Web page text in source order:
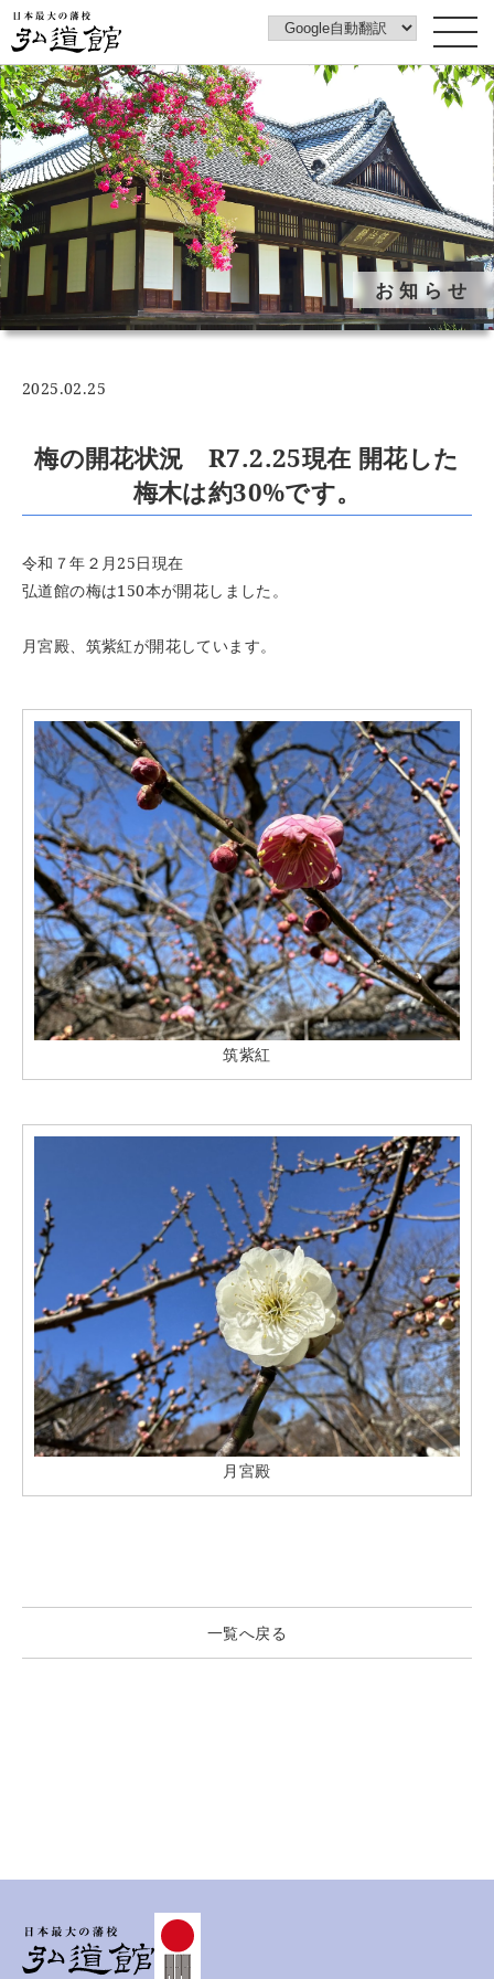
トップページ
弘道館について
みどころ
弘道館みどころ案内動画
フォトギャラリー
イベントカレンダー
花ごよみ
アカウントポリシー
お知らせ
2025.02.25
梅の開花状況 R7.2.25現在 開花した
梅木は約30%です。
令和７年２月25日現在
弘道館の梅は150本が開花しました。
月宮殿、筑紫紅が開花しています。
筑紫紅
月宮殿
一覧へ戻る